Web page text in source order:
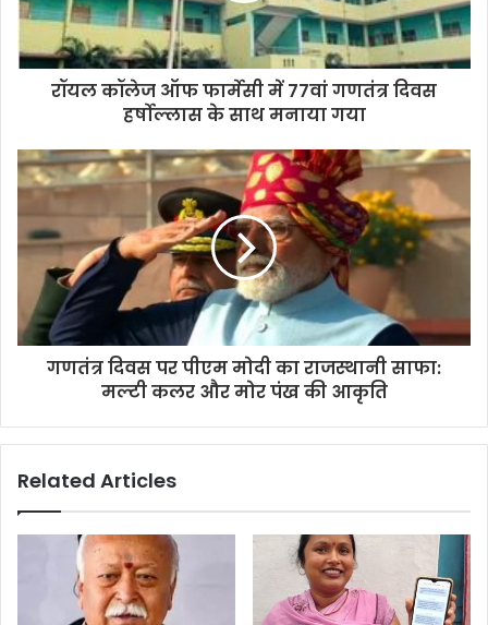
रॉयल कॉलेज ऑफ फार्मेसी में 77वां गणतंत्र दिवस
हर्षोल्लास के साथ मनाया गया
गणतंत्र दिवस पर पीएम मोदी का राजस्थानी साफा:
मल्टी कलर और मोर पंख की आकृति
Related Articles